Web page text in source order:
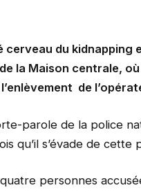
cerveau du kidnapping
la Maison centrale,
l’enlèvement de
parole de la police
qu’il s’évade de cette
personnes